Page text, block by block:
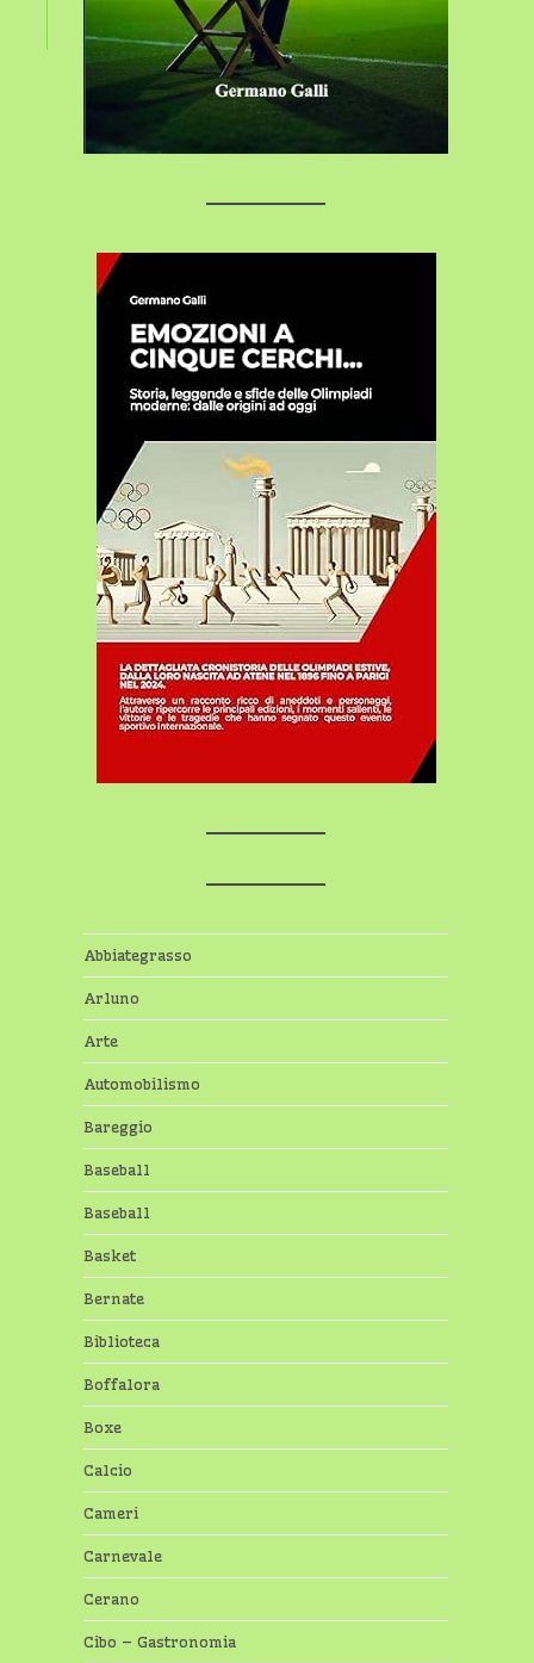
Abbiategrasso
Arluno
Arte
Automobilismo
Bareggio
Baseball
Baseball
Basket
Bernate
Biblioteca
Boffalora
Boxe
Calcio
Cameri
Carnevale
Cerano
Cibo – Gastronomia